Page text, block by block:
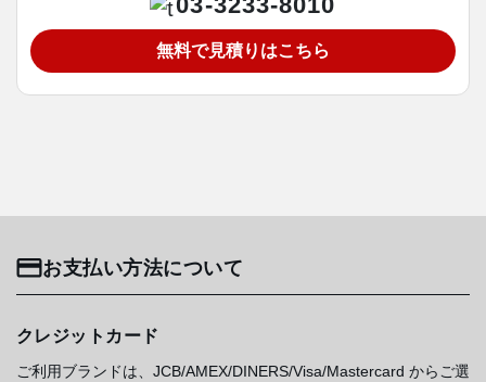
無料で見積りはこちら
お支払い方法について
クレジットカード
ご利用ブランドは、JCB/AMEX/DINERS/Visa/Mastercard からご選